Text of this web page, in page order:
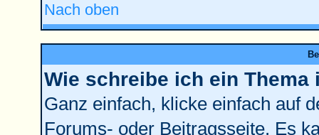
Nach oben
Wie schreibe ich ein Thema
Ganz einfach, klicke einfach auf
Forums- oder Beitragsseite. Es